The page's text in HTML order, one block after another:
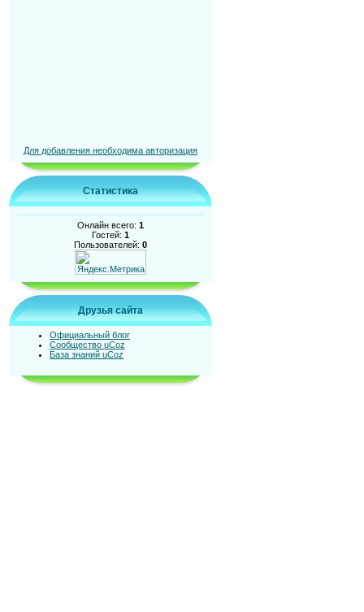
Для добавления необходима авторизация
Статистика
Онлайн всего: 1
Гостей: 1
Пользователей: 0
Друзья сайта
Официальный блог
Сообщество uCoz
База знаний uCoz